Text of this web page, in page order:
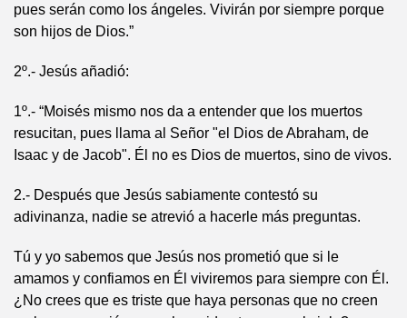
pues serán como los ángeles. Vivirán por siempre porque
son hijos de Dios.”
2º.- Jesús añadió:
1º.- “Moisés mismo nos da a entender que los muertos
resucitan, pues llama al Señor "el Dios de Abraham, de
Isaac y de Jacob". Él no es Dios de muertos, sino de vivos.
2.- Después que Jesús sabiamente contestó su
adivinanza, nadie se atrevió a hacerle más preguntas.
Tú y yo sabemos que Jesús nos prometió que si le
amamos y confiamos en Él viviremos para siempre con Él.
¿No crees que es triste que haya personas que no creen